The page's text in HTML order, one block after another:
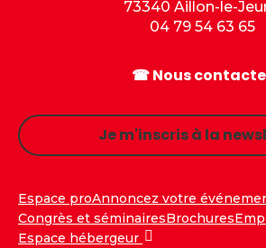
73340 Aillon-le-
04 79 54 63 65
☎ Nous
Je m'inscris à la
Espace proAnnoncez votre
Congrès et séminairesBrochures
Espace hébergeur